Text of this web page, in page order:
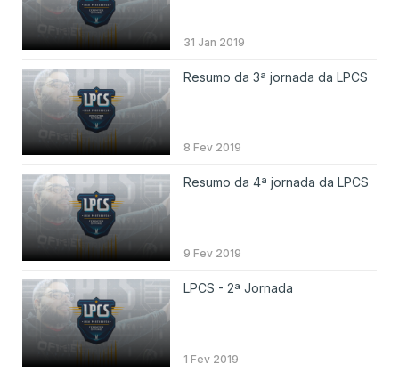
31 Jan 2019
Resumo da 3ª jornada da LPCS
8 Fev 2019
Resumo da 4ª jornada da LPCS
9 Fev 2019
LPCS - 2ª Jornada
1 Fev 2019